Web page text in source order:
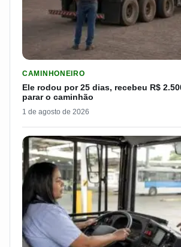
CAMINHONEIRO
Ele rodou por 25 dias, recebeu R$
parar o caminhão
1 de agosto de 2026